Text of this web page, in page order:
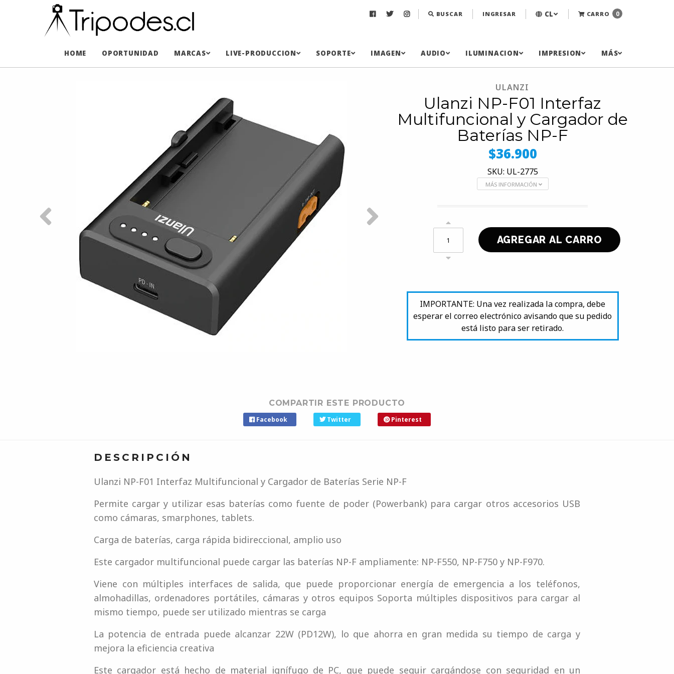
BUSCAR INGRESAR CL CARRO 0
HOME OPORTUNIDAD MARCAS LIVE-PRODUCCION SOPORTE IMAGEN AUDIO ILUMINACION IMPRESION MÁS
ULANZI
Ulanzi NP-F01 Interfaz
Multifuncional y Cargador de
Baterías NP-F
$36.900
SKU: UL-2775
MÁS INFORMACIÓN
IMPORTANTE: Una vez realizada la compra, debe
esperar el correo electrónico avisando que su pedido
está listo para ser retirado.
COMPARTIR ESTE PRODUCTO
Facebook Twitter Pinterest
DESCRIPCIÓN
Ulanzi NP-F01 Interfaz Multifuncional y Cargador de Baterías Serie NP-F
Permite cargar y utilizar esas baterías como fuente de poder (Powerbank) para cargar otros accesorios USB
como cámaras, smarphones, tablets.
Carga de baterías, carga rápida bidireccional, amplio uso
Este cargador multifuncional puede cargar las baterías NP-F ampliamente: NP-F550, NP-F750 y NP-F970.
Viene con múltiples interfaces de salida, que puede proporcionar energía de emergencia a los teléfonos,
almohadillas, ordenadores portátiles, cámaras y otros equipos Soporta múltiples dispositivos para cargar al
mismo tiempo, puede ser utilizado mientras se carga
La potencia de entrada puede alcanzar 22W (PD12W), lo que ahorra en gran medida su tiempo de carga y
mejora la eficiencia creativa
Este cargador está hecho de material ignífugo de PC, que puede seguir cargándose con seguridad en un